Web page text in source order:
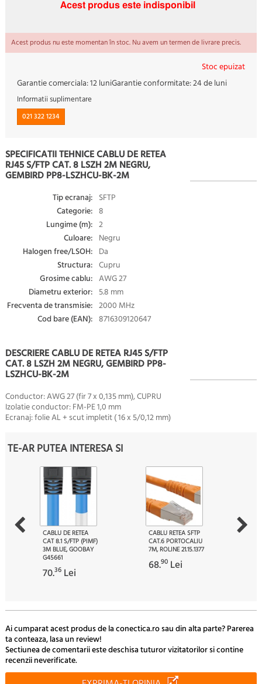
Acest produs este indisponibil
Acest produs nu este momentan în stoc. Nu avem un termen de livrare precis.
Stoc epuizat
Garantie comerciala:12 luniGarantie conformitate:24 de luni
Informatii suplimentare
021 322 1234
SPECIFICATII TEHNICE CABLU DE RETEA
RJ45 S/FTP CAT. 8 LSZH 2M NEGRU,
GEMBIRD PP8-LSZHCU-BK-2M
Tip ecranaj: SFTP
Categorie: 8
Lungime (m): 2
Culoare: Negru
Halogen free/LSOH: Da
Structura: Cupru
Grosime cablu: AWG 27
Diametru exterior: 5.8 mm
Frecventa de transmisie: 2000 MHz
Cod bare (EAN): 8716309120647
DESCRIERE CABLU DE RETEA RJ45 S/FTP
CAT. 8 LSZH 2M NEGRU, GEMBIRD PP8-
LSZHCU-BK-2M
Conductor: AWG 27 (fir 7 x 0,135 mm), CUPRU
Izolatie conductor: FM-PE 1,0 mm
Ecranaj: folie AL + scut impletit ( 16 x 5/0,12 mm)
TE-AR PUTEA INTERESA SI
CABLU DE RETEA
CAT 8.1 S/FTP (PIMF)
3M BLUE, GOOBAY
G45661
70.36 Lei
CABLU RETEA SFTP
CAT.6 PORTOCALIU
7M, ROLINE 21.15.1377
68.90 Lei
Ai cumparat acest produs de la conectica.ro sau din alta parte? Parerea
ta conteaza, lasa un review!
Sectiunea de comentarii este deschisa tuturor vizitatorilor si contine
recenzii neverificate.